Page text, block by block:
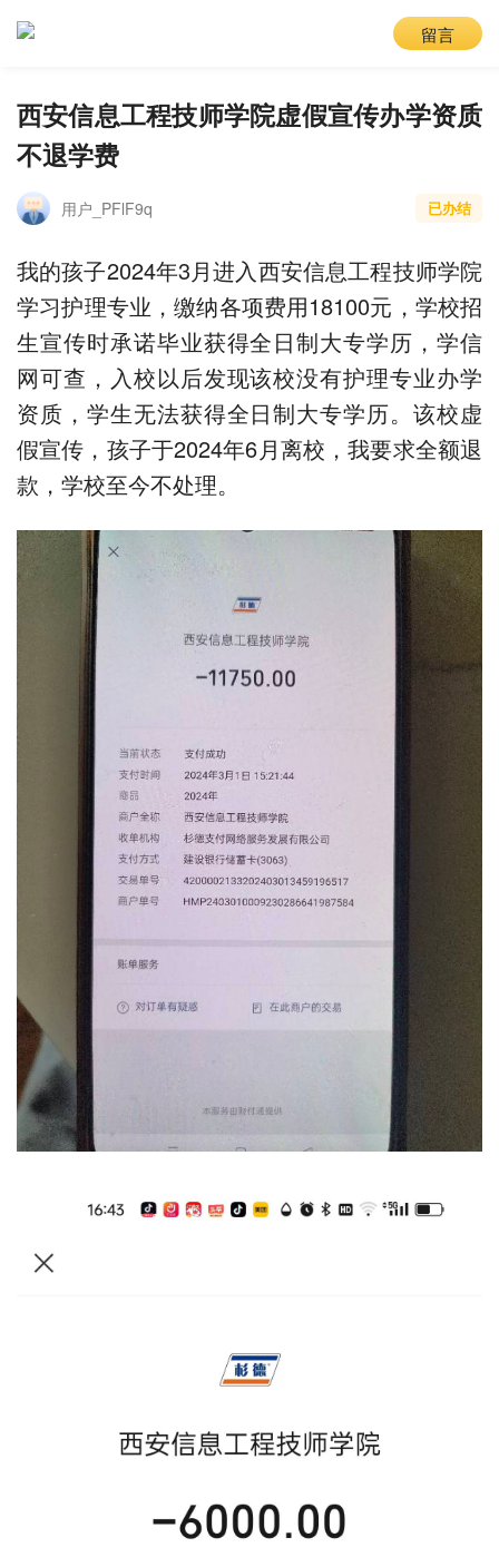
留言
西安信息工程技师学院虚假宣传办学资质
不退学费
用户_PFlF9q 已办结
我的孩子2024年3月进入西安信息工程技师学院
学习护理专业，缴纳各项费用18100元，学校招
生宣传时承诺毕业获得全日制大专学历，学信
网可查，入校以后发现该校没有护理专业办学
资质，学生无法获得全日制大专学历。该校虚
假宣传，孩子于2024年6月离校，我要求全额退
款，学校至今不处理。